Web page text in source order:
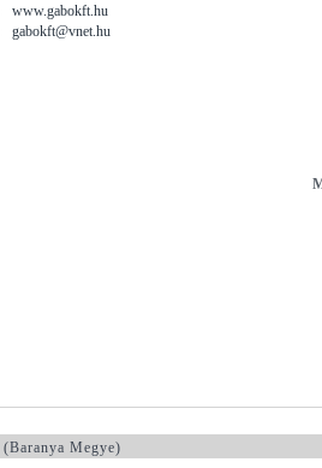
www.gabokft.hu
gabokft@vnet.hu
(Baranya Megye)